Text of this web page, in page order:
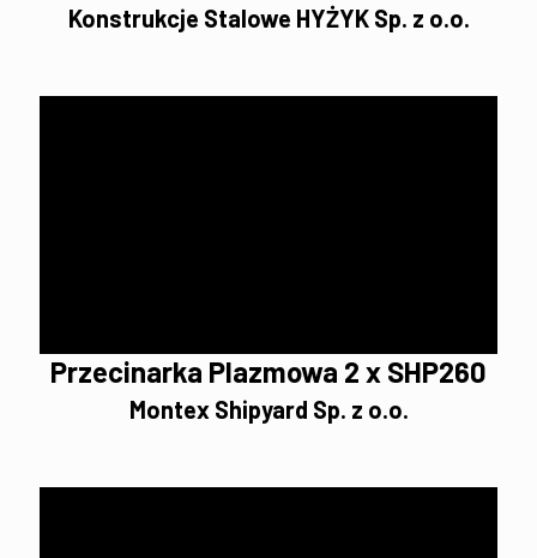
Konstrukcje Stalowe HYŻYK Sp. z o.o.
Przecinarka Plazmowa 2 x SHP260
Montex Shipyard Sp. z o.o.